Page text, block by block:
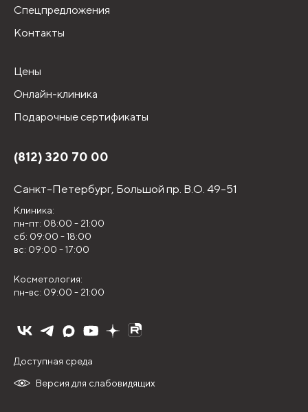
Спецпредложения
Контакты
Цены
Онлайн-клиника
Подарочные сертификаты
(812) 320 70 00
Санкт-Петербург, Большой пр. В.О. 49-51
Клиника:
пн-пт: 08:00 - 21:00
сб: 09:00 - 18:00
вс: 09:00 - 17:00
Косметология:
пн-вс: 09:00 - 21:00
Версия для слабовидящих
Доступная среда